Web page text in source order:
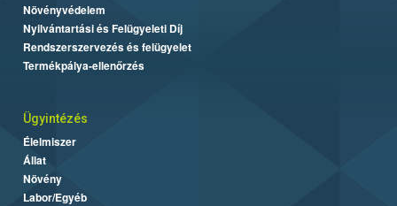
Növényvédelem
Nyilvántartási és Felügyeleti Díj
Rendszerszervezés és felügyelet
Termékpálya-ellenőrzés
Ügyintézés
Élelmiszer
Állat
Növény
Labor/Egyéb